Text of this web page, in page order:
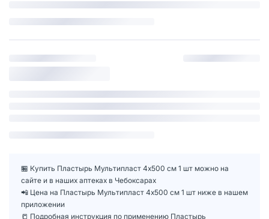
🏪 Купить Пластырь Мультипласт 4х500 см 1 шт можно на
сайте и в наших аптеках в Чебоксарах
📲 Цена на Пластырь Мультипласт 4х500 см 1 шт ниже в нашем
приложении
📒 Подробная инструкция по применению Пластырь